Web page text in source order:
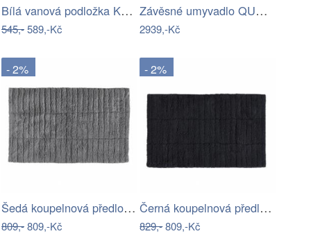
Bílá vanová podložka Kela Kreta, 72 x…
545,-589,-Kč
Závěsné umyvadlo QUENKO 60 x 38 cm…
2939,-Kč
- 2%
Šedá koupelnová předložka 80x50 cm…
809,-809,-Kč
- 2%
Černá koupelnová předložka 80x50 cm…
829,-809,-Kč